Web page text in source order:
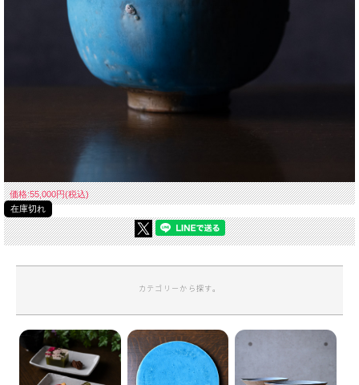
価格:55,000円(税込)
在庫切れ
カテゴリーから探す。